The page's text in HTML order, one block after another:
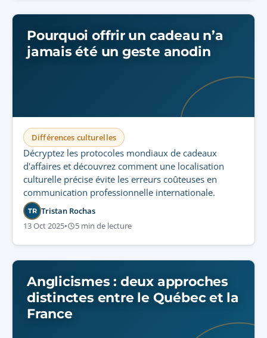
Pourquoi offrir un cadeau n’a
jamais été un geste anodin
Différences culturelles
Décryptez les protocoles mondiaux de cadeaux
d'affaires et découvrez comment une localisation
culturelle précise évite les erreurs coûteuses en
communication professionnelle internationale.
TR Tristan Rochas
13 Oct 2025• 5 min de lecture
Anglicismes : deux approches
distinctes entre le Québec et la
France